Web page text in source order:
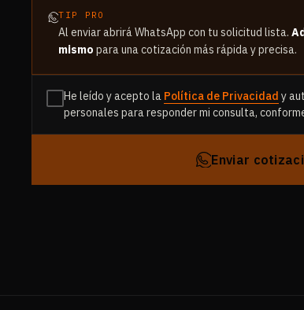
TIP PRO
Al enviar abrirá WhatsApp con tu solicitud lista.
mismo para una cotización más rápida y precisa.
He leído y acepto la Política de Privacidad y
personales para responder mi consulta,
Enviar